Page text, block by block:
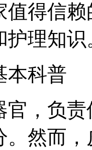
值得信
护理知识
本科普
官，负
。然而